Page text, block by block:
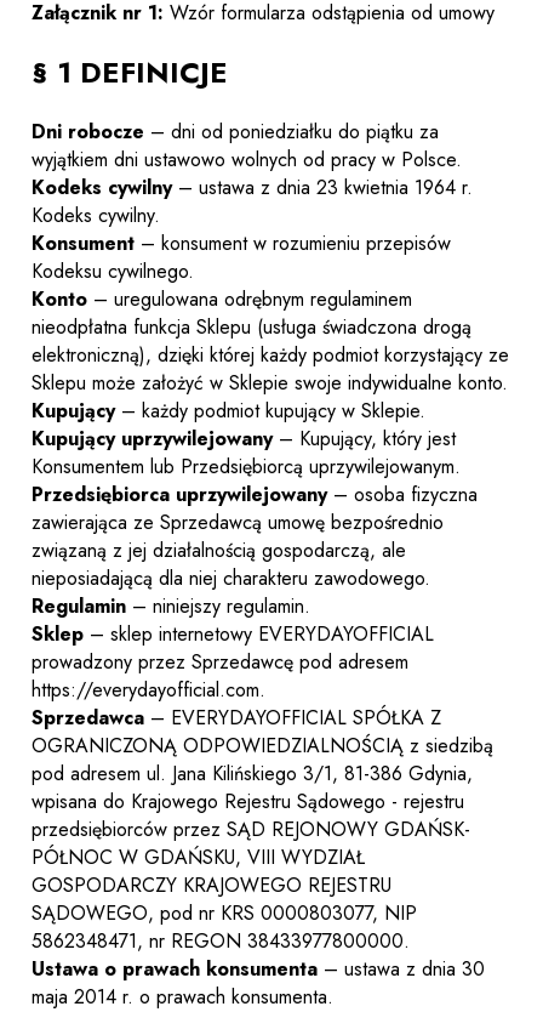
Załącznik nr 1: Wzór formularza odstąpienia od umowy
§ 1 DEFINICJE
Dni robocze – dni od poniedziałku do piątku za
wyjątkiem dni ustawowo wolnych od pracy w Polsce.
Kodeks cywilny– ustawa z dnia 23 kwietnia 1964 r.
Kodeks cywilny.
Konsument – konsument w rozumieniu przepisów
Kodeksu cywilnego.
Konto – uregulowana odrębnym regulaminem
nieodpłatna funkcja Sklepu (usługa świadczona drogą
elektroniczną), dzięki której każdy podmiot korzystający ze
Sklepu może założyć w Sklepie swoje indywidualne konto.
Kupujący– każdy podmiot kupujący w Sklepie.
Kupujący uprzywilejowany– Kupujący, który jest
Konsumentem lub Przedsiębiorcą uprzywilejowanym.
Przedsiębiorca uprzywilejowany– osoba fizyczna
zawierająca ze Sprzedawcą umowę bezpośrednio
związaną z jej działalnością gospodarczą, ale
nieposiadającą dla niej charakteru zawodowego.
Regulamin – niniejszy regulamin.
Sklep – sklep internetowy EVERYDAYOFFICIAL
prowadzony przez Sprzedawcę pod adresem
https://everydayofficial.com.
Sprzedawca – EVERYDAYOFFICIAL SPÓŁKA Z
OGRANICZONĄ ODPOWIEDZIALNOŚCIĄ z siedzibą
pod adresem ul. Jana Kilińskiego 3/1, 81-386 Gdynia,
wpisana do Krajowego Rejestru Sądowego - rejestru
przedsiębiorców przez SĄD REJONOWY GDAŃSK-
PÓŁNOC W GDAŃSKU, VIII WYDZIAŁ
GOSPODARCZY KRAJOWEGO REJESTRU
SĄDOWEGO, pod nr KRS 0000803077, NIP
5862348471, nr REGON 38433977800000.
Ustawa o prawach konsumenta – ustawa z dnia 30
maja 2014 r. o prawach konsumenta.